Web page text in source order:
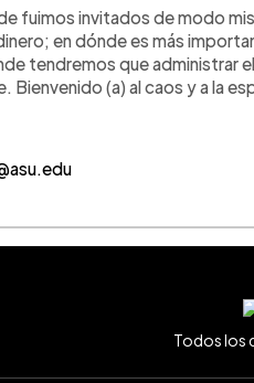
fuimos invitados de modo
en dónde es más
tendremos que administrar
(a) al caos y a la
Todos los